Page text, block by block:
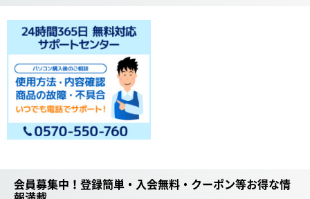
会員募集中！登録簡単・入会無料・クーポン等お得な情